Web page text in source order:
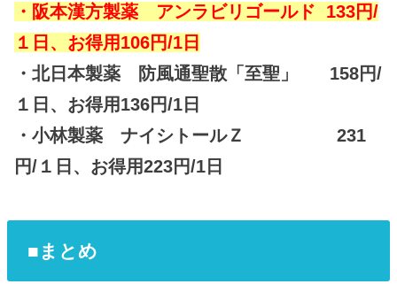
・阪本漢方製薬 アンラビリゴールド 133円/
１日、お得用106円/1日
・北日本製薬 防風通聖散「至聖」 158円/
１日、お得用136円/1日
・小林製薬 ナイシトールＺ 231
円/１日、お得用223円/1日
■まとめ